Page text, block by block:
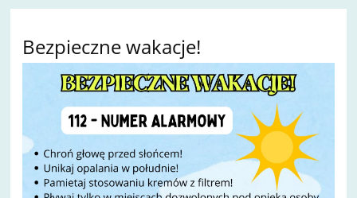
Bezpieczne wakacje!